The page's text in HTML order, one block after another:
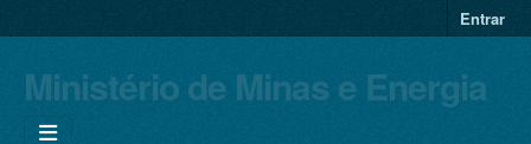
Entrar
Ministério de Minas e Energia